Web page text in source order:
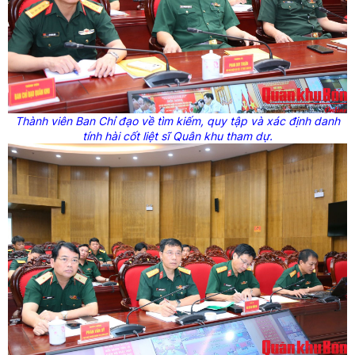
Thành viên Ban Chỉ đạo về tìm kiếm, quy tập và xác định danh
tính hài cốt liệt sĩ Quân khu tham dự.